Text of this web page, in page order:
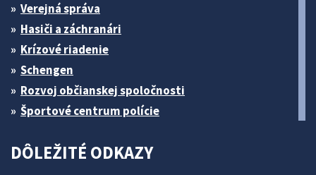
Verejná správa
Hasiči a záchranári
Krízové riadenie
Schengen
Rozvoj občianskej spoločnosti
Športové centrum polície
DÔLEŽITÉ ODKAZY